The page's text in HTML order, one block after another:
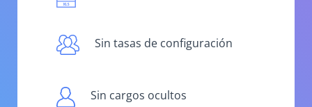
Sin tasas de configuración
Sin cargos ocultos